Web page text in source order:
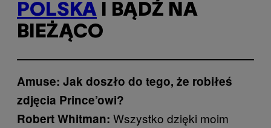
POLSKA I BĄDŹ NA
BIEŻĄCO
Amuse: Jak doszło do tego, że robiłeś
zdjęcia Prince’owi?
Robert Whitman: Wszystko dzięki moim